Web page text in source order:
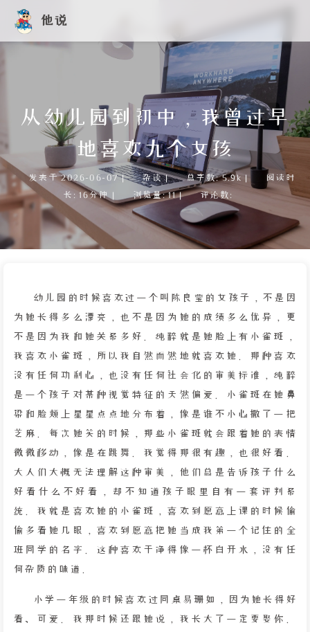
他说
从幼儿园到初中，我曾过早
地喜欢九个女孩
发表于 2026-06-07 | 杂谈 | 总字数: 5.9k |
阅读时
长: 16分钟 | 浏览量: 11 | 评论数:
幼儿园的时候喜欢过一个叫陈良莹的女孩子，不是因
为她长得多么漂亮，也不是因为她的成绩多么优异，更
不是因为我和她关系多好。纯粹就是她脸上有小雀斑，
我喜欢小雀斑，所以我自然而然地就喜欢她。那种喜欢
没有任何功利心，也没有任何社会化的审美标准，纯粹
是一个孩子对某种视觉特征的天然偏爱。小雀斑在她鼻
梁和脸颊上星星点点地分布着，像是谁不小心撒了一把
芝麻。每次她笑的时候，那些小雀斑就会跟着她的表情
微微移动，像是在跳舞。我觉得那很有趣，也很好看。
大人们大概无法理解这种审美，他们总是告诉孩子什么
好看什么不好看，却不知道孩子眼里自有一套评判系
统。我就是喜欢她的小雀斑，喜欢到愿意上课的时候偷
偷多看她几眼，喜欢到愿意把她当成我第一个记住的全
班同学的名字。这种喜欢干净得像一杯白开水，没有任
何杂质的味道。
小学一年级的时候喜欢过同桌易珊如，因为她长得好
看、可爱。我那时候还跟她说，我长大了一定要娶你。